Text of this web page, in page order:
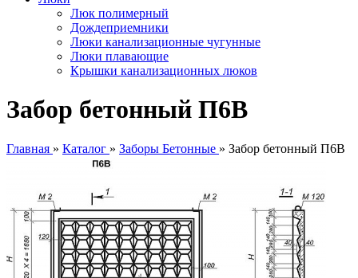
Люк полимерный
Дождеприемники
Люки канализационные чугунные
Люки плавающие
Крышки канализационных люков
Забор бетонный П6В
Главная » Каталог » Заборы Бетонные » Забор бетонный П6В